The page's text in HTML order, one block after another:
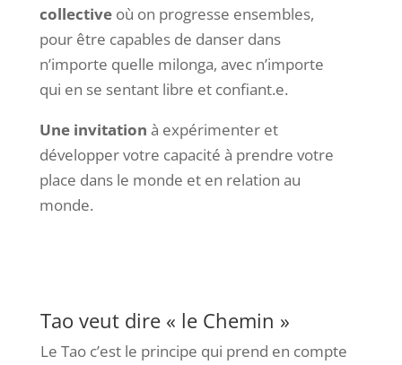
collectiveoù on progresse ensembles,
pour être capables de danser dans
n’importe quelle milonga, avec n’importe
qui en se sentant libre et confiant.e.
Une invitation à expérimenter et
développer votre capacité à prendre votre
place dans le monde et en relation au
monde.
Tao veut dire « le Chemin »
Le Tao c’est le principe qui prend en compte